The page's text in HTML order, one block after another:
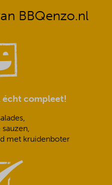
BBQenzo.nl
écht compleet!
met kruidenboter